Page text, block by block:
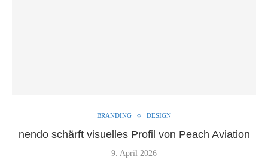
BRANDING DESIGN
nendo schärft visuelles Profil von Peach Aviation
9. April 2026